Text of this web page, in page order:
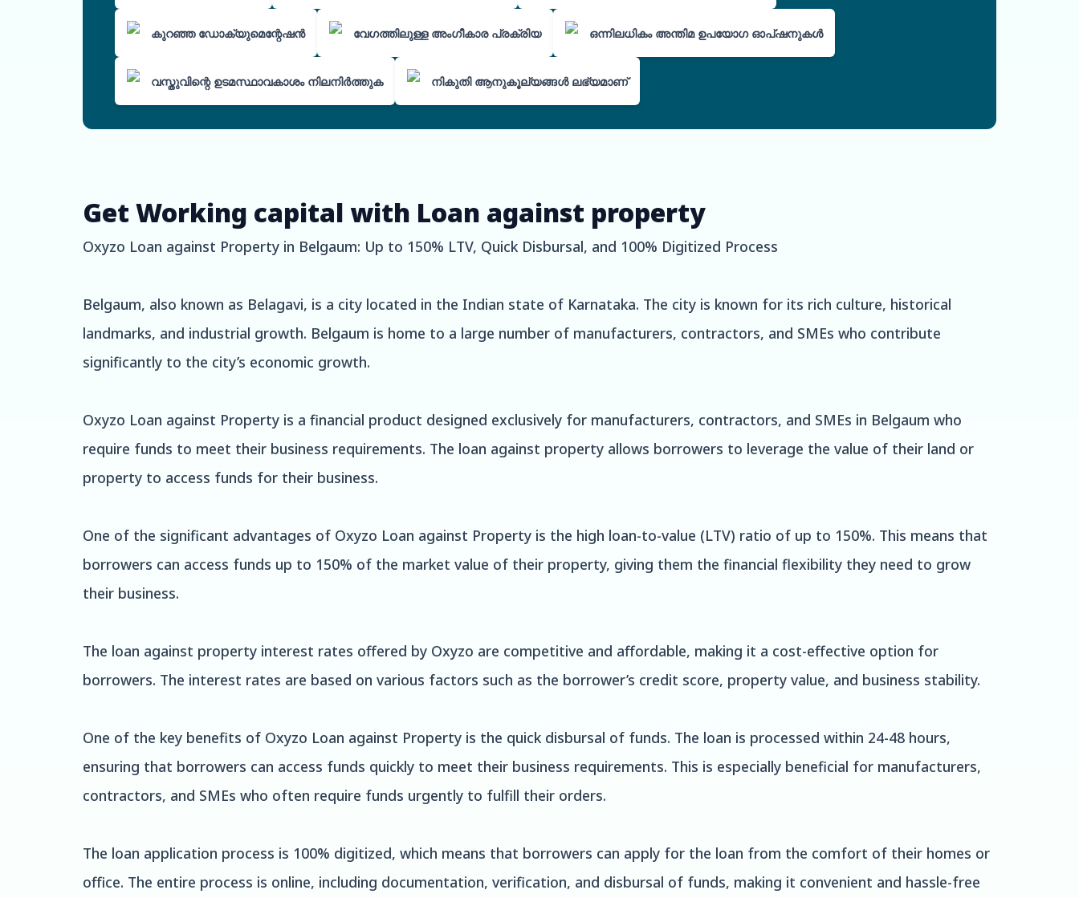
കുറഞ്ഞ ഡോക്യുമെന്റേഷൻ വേഗത്തിലുള്ള അംഗീകാര പ്രക്രിയ ഒന്നിലധികം അന്തിമ ഉപയോഗ ഓപ്ഷനുകൾ
വസ്തുവിന്റെ ഉടമസ്ഥാവകാശം നിലനിർത്തുക നികുതി ആനുകൂല്യങ്ങൾ ലഭ്യമാണ്
Get Working capital with Loan against property
Oxyzo Loan against Property in Belgaum: Up to 150% LTV, Quick Disbursal, and 100% Digitized Process
Belgaum, also known as Belagavi, is a city located in the Indian state of Karnataka. The city is known for its rich culture, historical
landmarks, and industrial growth. Belgaum is home to a large number of manufacturers, contractors, and SMEs who contribute
significantly to the city’s economic growth.
Oxyzo Loan against Property is a financial product designed exclusively for manufacturers, contractors, and SMEs in Belgaum who
require funds to meet their business requirements. The loan against property allows borrowers to leverage the value of their land or
property to access funds for their business.
One of the significant advantages of Oxyzo Loan against Property is the high loan-to-value (LTV) ratio of up to 150%. This means that
borrowers can access funds up to 150% of the market value of their property, giving them the financial flexibility they need to grow
their business.
The loan against property interest rates offered by Oxyzo are competitive and affordable, making it a cost-effective option for
borrowers. The interest rates are based on various factors such as the borrower’s credit score, property value, and business stability.
One of the key benefits of Oxyzo Loan against Property is the quick disbursal of funds. The loan is processed within 24-48 hours,
ensuring that borrowers can access funds quickly to meet their business requirements. This is especially beneficial for manufacturers,
contractors, and SMEs who often require funds urgently to fulfill their orders.
The loan application process is 100% digitized, which means that borrowers can apply for the loan from the comfort of their homes or
office. The entire process is online, including documentation, verification, and disbursal of funds, making it convenient and hassle-free